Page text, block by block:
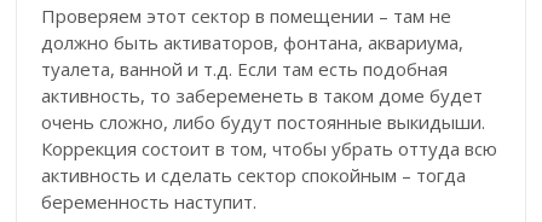
Проверяем этот сектор в помещении – там не
должно быть активаторов, фонтана, аквариума,
туалета, ванной и т.д. Если там есть подобная
активность, то забеременеть в таком доме будет
очень сложно, либо будут постоянные выкидыши.
Коррекция состоит в том, чтобы убрать оттуда всю
активность и сделать сектор спокойным – тогда
беременность наступит.